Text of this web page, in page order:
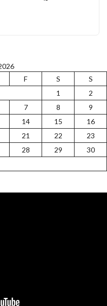
F S
S
1
2
7 8
9
14 15
16
21 22
23
28 29
30